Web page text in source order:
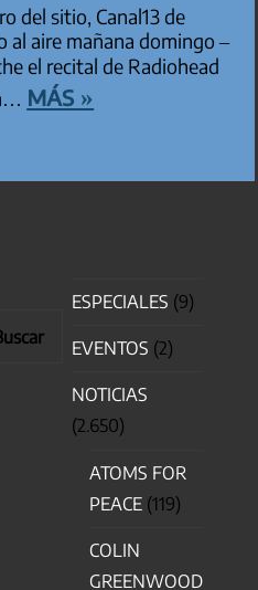
del sitio, Canal13 de
aire mañana domingo –
el recital de Radiohead
más »
ESPECIALES (9)
EVENTOS (2)
NOTICIAS
(2.650)
ATOMS FOR
PEACE (119)
COLIN
GREENWOOD